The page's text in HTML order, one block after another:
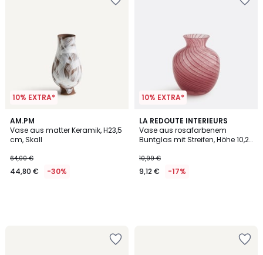
10% EXTRA*
AM.PM
Vase aus matter Keramik, H23,5
cm, Skall
64,00 €
44,80 € -30%
10% EXTRA*
LA REDOUTE INTERIEURS
Vase aus rosafarbenem
Buntglas mit Streifen, Höhe 10,2
10,99 €
9,12 € -17%